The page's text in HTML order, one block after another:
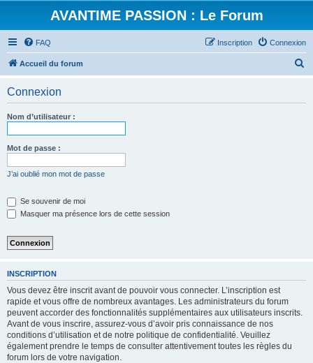
AVANTIME PASSION : Le Forum
FAQ Connexion
Inscription
Accueil du forum
Connexion
Nom d’utilisateur :
Mot de passe :
J’ai oublié mon mot de passe
Se souvenir de moi
Masquer ma présence lors de cette session
INSCRIPTION
Vous devez être inscrit avant de pouvoir vous connecter. L’inscription est
rapide et vous offre de nombreux avantages. Les administrateurs du forum
peuvent accorder des fonctionnalités supplémentaires aux utilisateurs inscrits.
Avant de vous inscrire, assurez-vous d’avoir pris connaissance de nos
conditions d’utilisation et de notre politique de confidentialité. Veuillez
également prendre le temps de consulter attentivement toutes les règles du
forum lors de votre navigation.